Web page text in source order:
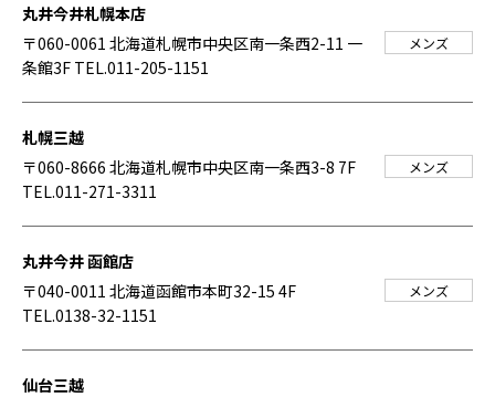
丸井今井札幌本店
〒060-0061 北海道札幌市中央区南一条西2-11 一
条館3F TEL.011-205-1151
メンズ
札幌三越
〒060-8666 北海道札幌市中央区南一条西3-8 7F
TEL.011-271-3311
メンズ
丸井今井 函館店
〒040-0011 北海道函館市本町32-15 4F
TEL.0138-32-1151
メンズ
仙台三越